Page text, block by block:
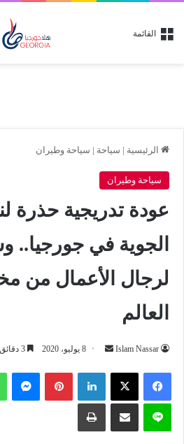
القائمة
الرئيسية | سياحة | سياحة وطيران
سياحة وطيران
عودة تدريجية حذرة
الجوية في
لرجال الأعمال من
العالم
Islam Nassar
أرسل
إلكترونيا
8 يوليو، 2020
لينكدإن بينتيريست
لاين مشاركة عبر البريد طباعة